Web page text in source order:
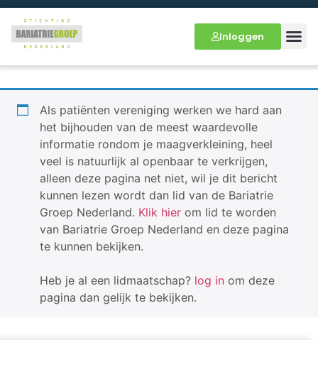
Inloggen
Als patiënten vereniging werken we hard aan
het bijhouden van de meest waardevolle
informatie rondom je maagverkleining, heel
veel is natuurlijk al openbaar te verkrijgen,
alleen deze pagina net niet, wil je dit bericht
kunnen lezen wordt dan lid van de Bariatrie
Groep Nederland. Klik hier om lid te worden
van Bariatrie Groep Nederland en deze pagina
te kunnen bekijken.
Heb je al een lidmaatschap? log in om deze
pagina dan gelijk te bekijken.